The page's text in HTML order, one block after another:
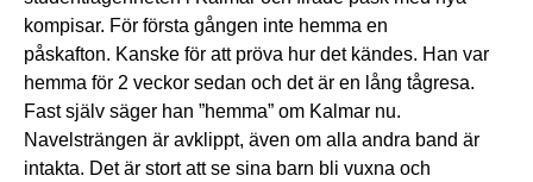
kompisar. För första gången inte hemma en
påskafton. Kanske för att pröva hur det kändes. Han var
hemma för 2 veckor sedan och det är en lång tågresa.
Fast själv säger han ”hemma” om Kalmar nu.
Navelsträngen är avklippt, även om alla andra band är
intakta. Det är stort att se sina barn bli vuxna och